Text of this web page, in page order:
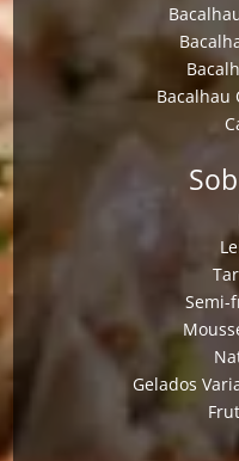
Bacalhau
Semi-
Gelados